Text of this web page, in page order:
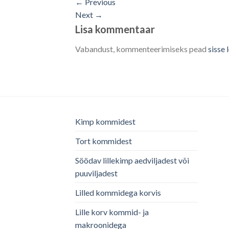
Next →
Lisa kommentaar
Vabandust, kommenteerimiseks pead sisse
Kimp kommidest
Tort kommidest
Söödav lillekimp aedviljadest või
puuviljadest
Lilled kommidega korvis
Lille korv kommid- ja
makroonidega